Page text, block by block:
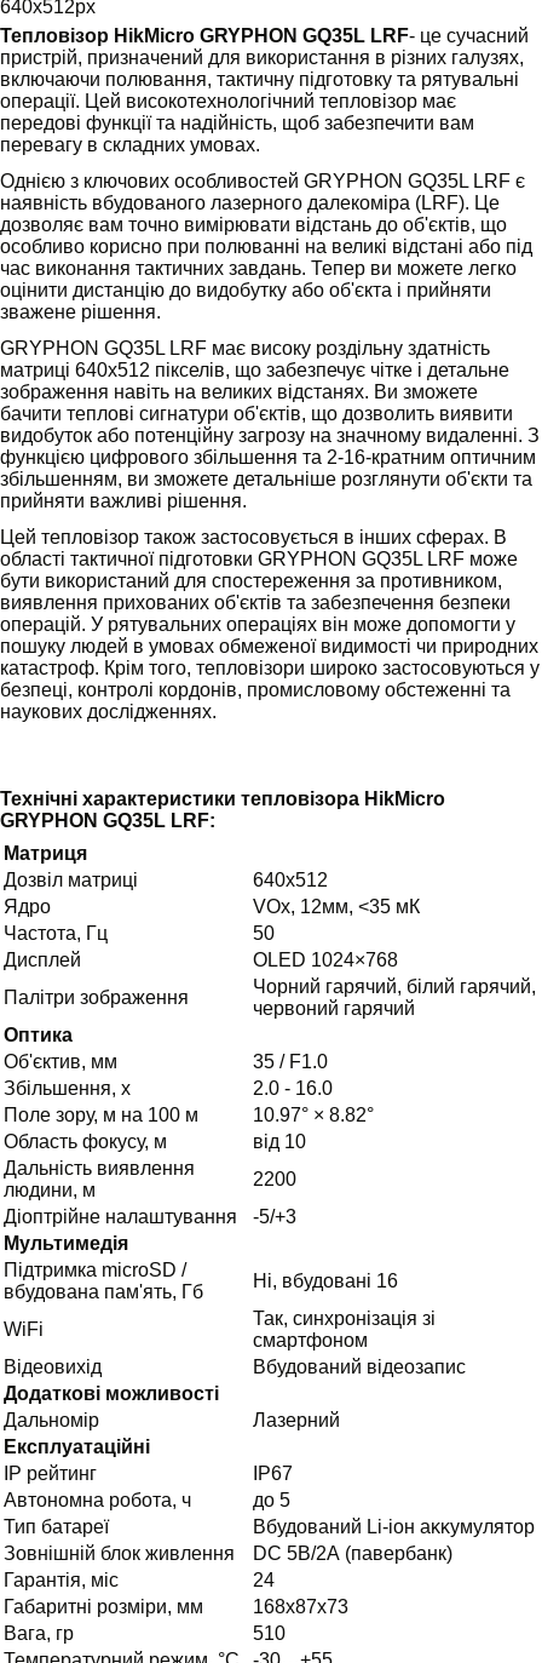
640х512px
Тепловізор HikMicro GRYPHON GQ35L LRF- це сучасний
пристрій, призначений для використання в різних галузях,
включаючи полювання, тактичну підготовку та рятувальні
операції. Цей високотехнологічний тепловізор має
передові функції та надійність, щоб забезпечити вам
перевагу в складних умовах.
Однією з ключових особливостей GRYPHON GQ35L LRF є
наявність вбудованого лазерного далекоміра (LRF). Це
дозволяє вам точно вимірювати відстань до об'єктів, що
особливо корисно при полюванні на великі відстані або під
час виконання тактичних завдань. Тепер ви можете легко
оцінити дистанцію до видобутку або об'єкта і прийняти
зважене рішення.
GRYPHON GQ35L LRF має високу роздільну здатність
матриці 640x512 пікселів, що забезпечує чітке і детальне
зображення навіть на великих відстанях. Ви зможете
бачити теплові сигнатури об'єктів, що дозволить виявити
видобуток або потенційну загрозу на значному видаленні. З
функцією цифрового збільшення та 2-16-кратним оптичним
збільшенням, ви зможете детальніше розглянути об'єкти та
прийняти важливі рішення.
Цей тепловізор також застосовується в інших сферах. В
області тактичної підготовки GRYPHON GQ35L LRF може
бути використаний для спостереження за противником,
виявлення прихованих об'єктів та забезпечення безпеки
операцій. У рятувальних операціях він може допомогти у
пошуку людей в умовах обмеженої видимості чи природних
катастроф. Крім того, тепловізори широко застосовуються у
безпеці, контролі кордонів, промисловому обстеженні та
наукових дослідженнях.
Технічні характеристики тепловізора HikMicro
GRYPHON GQ35L LRF:
Матриця
Дозвіл матриці
640x512
Ядро
VOx, 12мм, <35 мК
Частота, Гц
50
Дисплей
ОLЕD 1024×768
Палітри зображення
Чорний гарячий, білий гарячий,
червоний гарячий
Оптика
Об'єктив, мм
35 / F1.0
Збільшення, х
2.0 - 16.0
Поле зору, м на 100 м
10.97° × 8.82°
Область фокусу, м
від 10
Дальність виявлення
людини, м
2200
Діоптрійне налаштування
-5/+3
Мультимедія
Підтримка microSD /
вбудована пам'ять, Гб
Ні, вбудовані 16
WiFi
Так, синхронізація зі
смартфоном
Відеовихід
Вбудований відеозапис
Додаткові можливості
Дальномір
Лазерний
Експлуатаційні
IP рейтинг
IP67
Автономна робота, ч
до 5
Тип батареї
Вбудований Lі-іон aĸĸyмулятор
Зовнішній блок живлення
DC 5В/2А (павербанк)
Гарантія, міс
24
Габаритні розміри, мм
168х87х73
Вага, гр
510